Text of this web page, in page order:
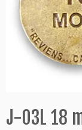
J-03L 18